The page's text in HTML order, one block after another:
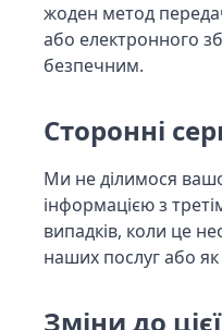
жоден метод
або електронного
безпечним.
Сторонні
Ми не ділимося
інформацією з
випадків, коли це
наших послуг або
Зміни до